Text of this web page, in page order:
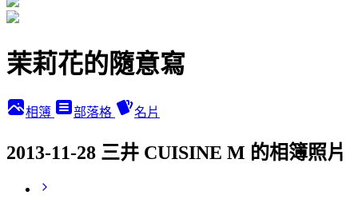
茉莉花的隨意寫
相簿 部落格 名片
2013-11-28 三井 CUISINE M 的相簿照片